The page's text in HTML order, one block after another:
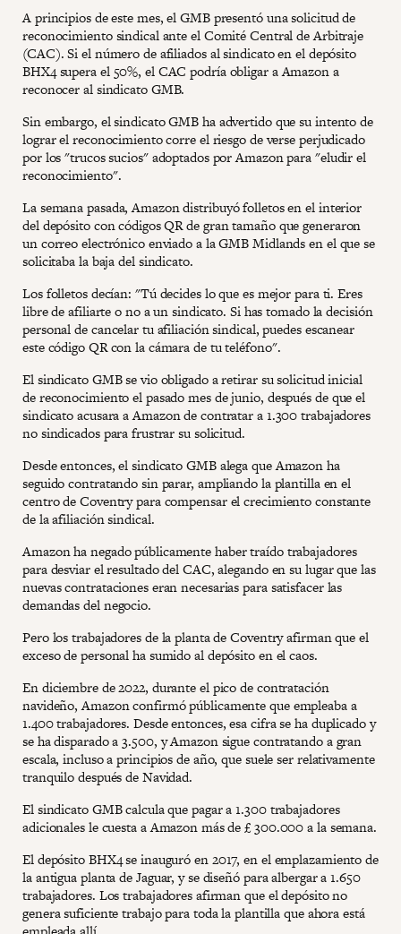
A principios de este mes, el GMB presentó una solicitud de
reconocimiento sindical ante el Comité Central de Arbitraje
(CAC). Si el número de afiliados al sindicato en el depósito
BHX4 supera el 50%, el CAC podría obligar a Amazon a
reconocer al sindicato GMB.
Sin embargo, el sindicato GMB ha advertido que su intento de
lograr el reconocimiento corre el riesgo de verse perjudicado
por los "trucos sucios" adoptados por Amazon para "eludir el
reconocimiento".
La semana pasada, Amazon distribuyó folletos en el interior
del depósito con códigos QR de gran tamaño que generaron
un correo electrónico enviado a la GMB Midlands en el que se
solicitaba la baja del sindicato.
Los folletos decían: "Tú decides lo que es mejor para ti. Eres
libre de afiliarte o no a un sindicato. Si has tomado la decisión
personal de cancelar tu afiliación sindical, puedes escanear
este código QR con la cámara de tu teléfono".
El sindicato GMB se vio obligado a retirar su solicitud inicial
de reconocimiento el pasado mes de junio, después de que el
sindicato acusara a Amazon de contratar a 1.300 trabajadores
no sindicados para frustrar su solicitud.
Desde entonces, el sindicato GMB alega que Amazon ha
seguido contratando sin parar, ampliando la plantilla en el
centro de Coventry para compensar el crecimiento constante
de la afiliación sindical.
Amazon ha negado públicamente haber traído trabajadores
para desviar el resultado del CAC, alegando en su lugar que las
nuevas contrataciones eran necesarias para satisfacer las
demandas del negocio.
Pero los trabajadores de la planta de Coventry afirman que el
exceso de personal ha sumido al depósito en el caos.
En diciembre de 2022, durante el pico de contratación
navideño, Amazon confirmó públicamente que empleaba a
1.400 trabajadores. Desde entonces, esa cifra se ha duplicado y
se ha disparado a 3.500, y Amazon sigue contratando a gran
escala, incluso a principios de año, que suele ser relativamente
tranquilo después de Navidad.
El sindicato GMB calcula que pagar a 1.300 trabajadores
adicionales le cuesta a Amazon más de £ 300.000 a la semana.
El depósito BHX4 se inauguró en 2017, en el emplazamiento de
la antigua planta de Jaguar, y se diseñó para albergar a 1.650
trabajadores. Los trabajadores afirman que el depósito no
genera suficiente trabajo para toda la plantilla que ahora está